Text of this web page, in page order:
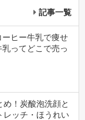
記事一覧
ーヒー牛乳で痩せ
ってどこで売っ
め！炭酸泡洗顔と
レッチ・ほうれい